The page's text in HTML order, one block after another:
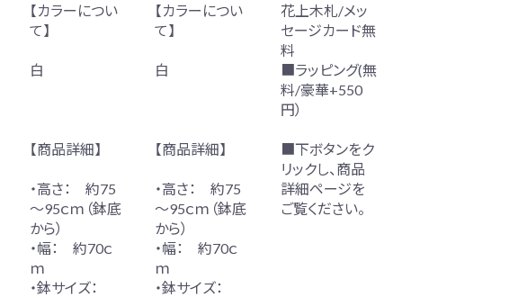
【カラーについ
て】
白
【商品詳細】
・高さ： 約75
～95ｃｍ（鉢底
から）
・幅： 約70ｃ
ｍ
・鉢サイズ：
【カラーについ
て】
白
【商品詳細】
・高さ： 約75
～95ｃｍ（鉢底
から）
・幅： 約70ｃ
ｍ
・鉢サイズ：
花上木札/メッ
セージカード無
料
■ラッピング(無
料/豪華+550
円）
■下ボタンをク
リックし、商品
詳細ページを
ご覧ください。